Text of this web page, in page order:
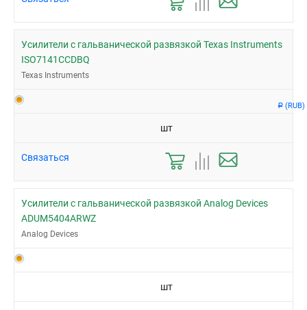
Р (RUB)
Усилители с гальванической развязкой Texas Instruments
ISO7141CCDBQ
Texas Instruments
шт
Связаться
Усилители с гальванической развязкой Analog Devices
ADUM5404ARWZ
Analog Devices
шт